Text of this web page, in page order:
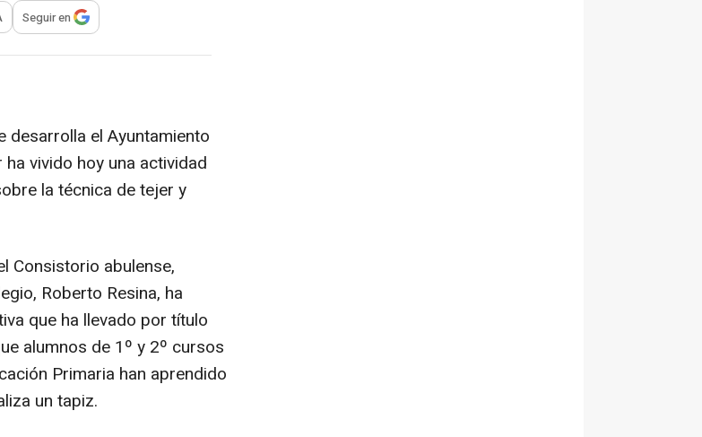
para compartir
Seguir en
desarrolla el Ayuntamiento
vivido hoy una actividad
la técnica de tejer y
Consistorio abulense,
Roberto Resina, ha
que ha llevado por título
alumnos de 1º y 2º cursos
Primaria han aprendido
un tapiz.